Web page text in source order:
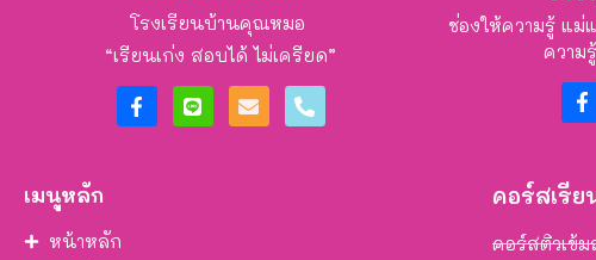
โรงเรียนบ้านคุณหมอ
“เรียนเก่ง สอบได้ ไม่เครียด”
ช่องให้ความรู้ แม่
ความ
เมนูหลัก
หน้าหลัก
คอร์สเรีย
คอร์สติวเข้ม